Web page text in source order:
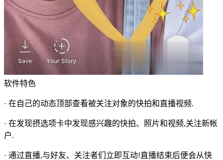
软件特色
· 在自己的动态顶部查看被关注对象的快拍和直播视频.
· 在发现摂选项卡中发现感兴趣的快拍、照片和视频,关注新帐
户.
· 通过直播,与好友、关注者们立即互动!直播结束后便会从快